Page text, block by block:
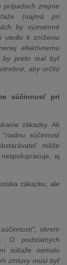
prípadoch zrejme
(najmä pri
by významné
viedlo k zníženiu
efektívnemu
by preto mal byť
aby určitú
súčinnosť pri
zákazky. Ak
súčinnosť
môže
aj
zákazku, ale
okrem
O podstatných
súťaže nemalo
zmluvy musí byť